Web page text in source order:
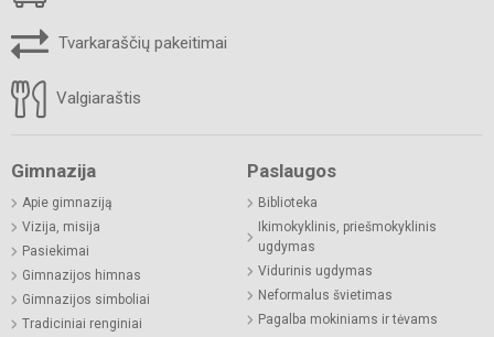
Tvarkaraščių pakeitimai
Valgiaraštis
Gimnazija
Apie gimnaziją
Vizija, misija
Pasiekimai
Gimnazijos himnas
Gimnazijos simboliai
Tradiciniai renginiai
Paslaugos
Biblioteka
Ikimokyklinis, priešmokyklinis
ugdymas
Vidurinis ugdymas
Neformalus švietimas
Pagalba mokiniams ir tėvams